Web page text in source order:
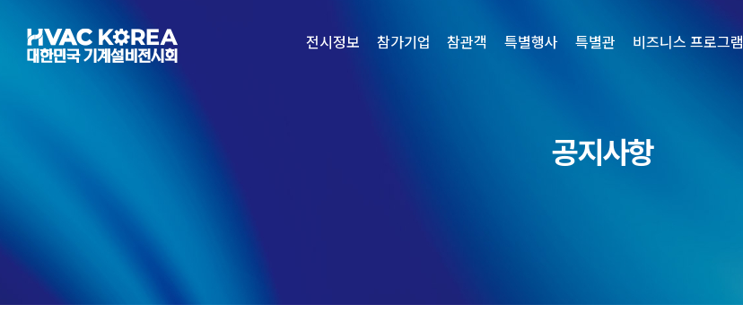
content
전시정보 참가기업 참관객 특별행사 특별관 비즈니스 프로그램
공지사항